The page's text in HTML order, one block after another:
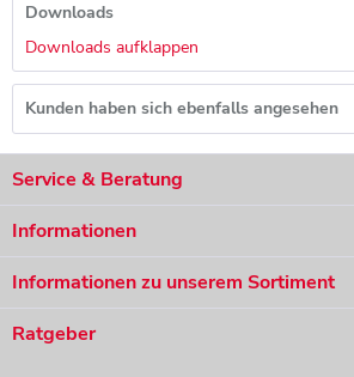
Downloads
Downloads aufklappen
Kunden haben sich ebenfalls angesehen
Service & Beratung
Informationen
Informationen zu unserem Sortiment
Ratgeber